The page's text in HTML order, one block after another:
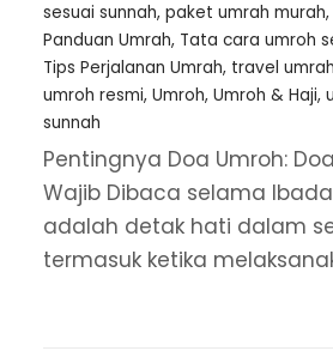
sesuai sunnah, paket umrah murah,
Panduan Umrah, Tata cara umroh
Tips Perjalanan Umrah, travel
umroh resmi, Umroh, Umroh & Haji,
sunnah
Pentingnya Doa Umroh:
Wajib Dibaca selama
adalah detak hati dalam
termasuk ketika